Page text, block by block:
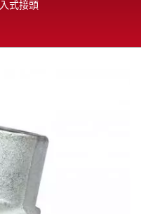
提供全方位的銷售服務。
式接頭